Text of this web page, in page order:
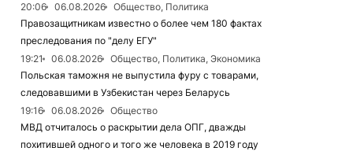
20:06
06.08.2026
Общество, Политика
Правозащитникам известно о более чем 180 фактах
преследования по "делу ЕГУ"
19:21
06.08.2026
Общество, Политика, Экономика
Польская таможня не выпустила фуру с товарами,
следовавшими в Узбекистан через Беларусь
19:16
06.08.2026
Общество
МВД отчиталось о раскрытии дела ОПГ, дважды
похитившей одного и того же человека в 2019 году